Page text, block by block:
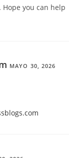
you can help
MAYO 30, 2026